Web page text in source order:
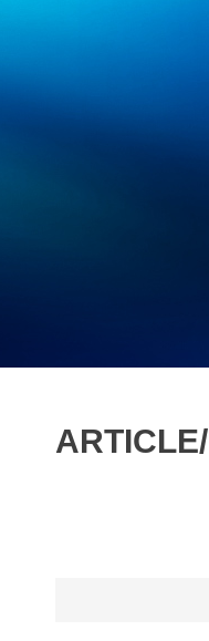
ARTICLE/